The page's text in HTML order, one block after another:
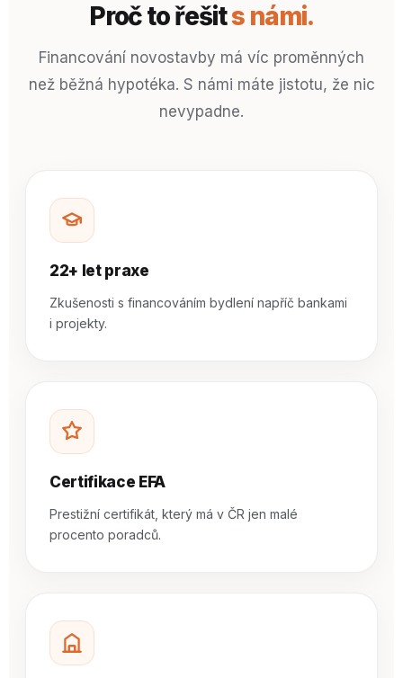
Proč to řešits námi.
Financování novostavby má víc proměnných
než běžná hypotéka. S námi máte jistotu, že nic
nevypadne.
22+ let praxe
Zkušenosti s financováním bydlení napříč bankami
i projekty.
Certifikace EFA
Prestižní certifikát, který má v ČR jen malé
procento poradců.